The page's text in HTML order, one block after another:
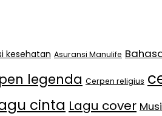
kesehatan Asuransi Manulife
legenda Cerpen religius
cinta Lagu cover